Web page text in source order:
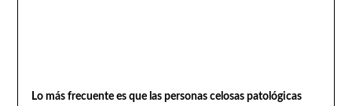
Lo más frecuente es que las personas celosas patológicas